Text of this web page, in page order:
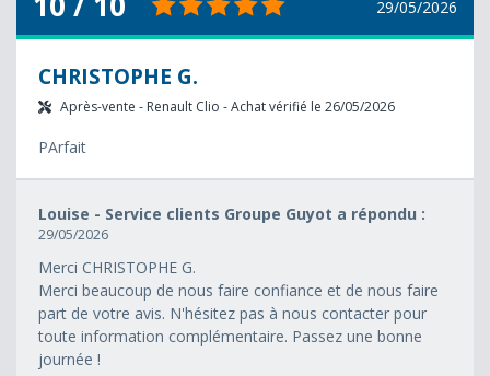
29/05/2026
CHRISTOPHE G.
Après-vente - Renault Clio - Achat vérifié le 26/05/2026
PArfait
Louise - Service clients Groupe Guyot a répondu :
29/05/2026
Merci CHRISTOPHE G.
Merci beaucoup de nous faire confiance et de nous faire
part de votre avis. N'hésitez pas à nous contacter pour
toute information complémentaire. Passez une bonne
journée !